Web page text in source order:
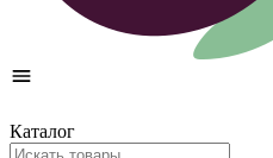
Каталог